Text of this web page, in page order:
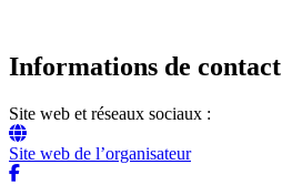
Informations de contact
Site web et réseaux sociaux :
Site web de l’organisateur